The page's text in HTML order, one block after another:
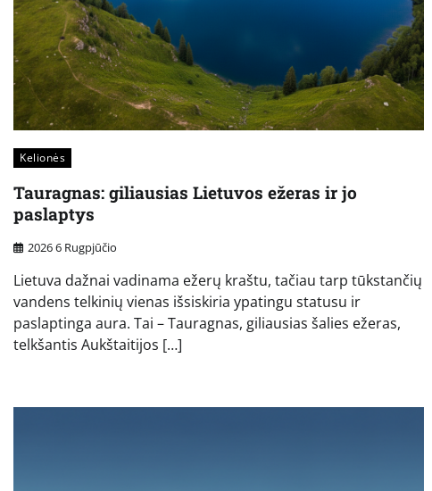
Kelionės
Tauragnas: giliausias Lietuvos ežeras ir jo
paslaptys
2026 6 Rugpjūčio
Lietuva dažnai vadinama ežerų kraštu, tačiau tarp tūkstančių
vandens telkinių vienas išsiskiria ypatingu statusu ir
paslaptinga aura. Tai – Tauragnas, giliausias šalies ežeras,
telkšantis Aukštaitijos […]